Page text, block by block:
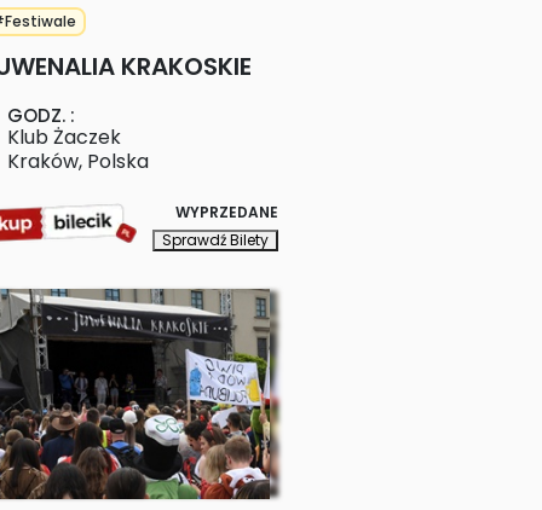
KRAKOSKIE
GODZ. :
Klub Żaczek
Kraków, Polska
WYPRZEDANE
Sprawdź Bilety